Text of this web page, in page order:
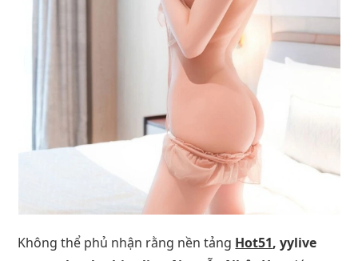
Không thể phủ nhận rằng nền tảng Hot51, yylive